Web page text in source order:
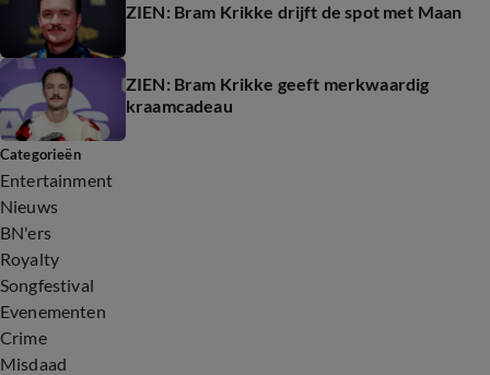
ZIEN: Bram Krikke drijft de spot met Maan
ZIEN: Bram Krikke geeft merkwaardig
kraamcadeau
Categorieën
Entertainment
Nieuws
BN'ers
Royalty
Songfestival
Evenementen
Crime
Misdaad